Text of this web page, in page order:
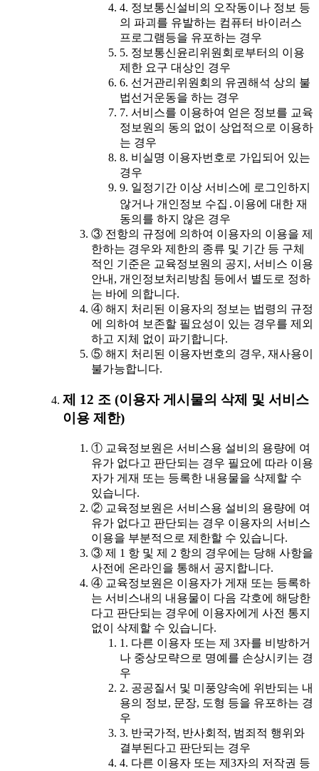
4. 정보통신설비의 오작동이나 정보 등
의 파괴를 유발하는 컴퓨터 바이러스
프로그램등을 유포하는 경우
5. 정보통신윤리위원회로부터의 이용
제한 요구 대상인 경우
6. 선거관리위원회의 유권해석 상의 불
법선거운동을 하는 경우
7. 서비스를 이용하여 얻은 정보를 교육
정보원의 동의 없이 상업적으로 이용하
는 경우
8. 비실명 이용자번호로 가입되어 있는
경우
9. 일정기간 이상 서비스에 로그인하지
않거나 개인정보 수집․이용에 대한 재
동의를 하지 않은 경우
③ 전항의 규정에 의하여 이용자의 이용을 제
한하는 경우와 제한의 종류 및 기간 등 구체
적인 기준은 교육정보원의 공지, 서비스 이용
안내, 개인정보처리방침 등에서 별도로 정하
는 바에 의합니다.
④ 해지 처리된 이용자의 정보는 법령의 규정
에 의하여 보존할 필요성이 있는 경우를 제외
하고 지체 없이 파기합니다.
⑤ 해지 처리된 이용자번호의 경우, 재사용이
불가능합니다.
제 12 조 (이용자 게시물의 삭제 및 서비스
이용 제한)
① 교육정보원은 서비스용 설비의 용량에 여
유가 없다고 판단되는 경우 필요에 따라 이용
자가 게재 또는 등록한 내용물을 삭제할 수
있습니다.
② 교육정보원은 서비스용 설비의 용량에 여
유가 없다고 판단되는 경우 이용자의 서비스
이용을 부분적으로 제한할 수 있습니다.
③ 제 1 항 및 제 2 항의 경우에는 당해 사항을
사전에 온라인을 통해서 공지합니다.
④ 교육정보원은 이용자가 게재 또는 등록하
는 서비스내의 내용물이 다음 각호에 해당한
다고 판단되는 경우에 이용자에게 사전 통지
없이 삭제할 수 있습니다.
1. 다른 이용자 또는 제 3자를 비방하거
나 중상모략으로 명예를 손상시키는 경
우
2. 공공질서 및 미풍양속에 위반되는 내
용의 정보, 문장, 도형 등을 유포하는 경
우
3. 반국가적, 반사회적, 범죄적 행위와
결부된다고 판단되는 경우
4. 다른 이용자 또는 제3자의 저작권 등